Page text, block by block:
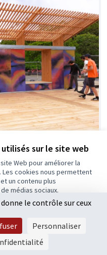
sur le site web
Web pour améliorer la
cookies nous permettent
un contenu plus
médias sociaux.
essentiels
de danse
le contrôle sur ceux
Personnaliser